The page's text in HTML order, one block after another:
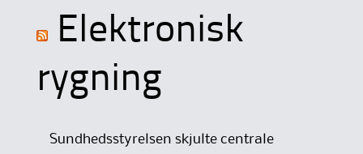
Elektronisk
rygning
Sundhedsstyrelsen skjulte centrale